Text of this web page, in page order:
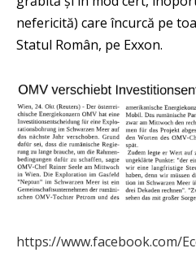
nefericită) care încurcă pe
Statul Român, pe Exxon.
https://www.facebook.com/